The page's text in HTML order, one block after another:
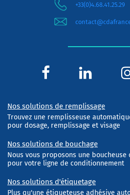
+33(0)4.68.41.25.29
Nos solutions de remplissage
Trouvez une remplisseuse
pour dosage, remplissage et visage
Nos solutions de bouchage
Nous vous proposons une
pour votre ligne de conditionnement
Nos solutions d'étiquetage
Plus qu'une étiqueteuse adhésive